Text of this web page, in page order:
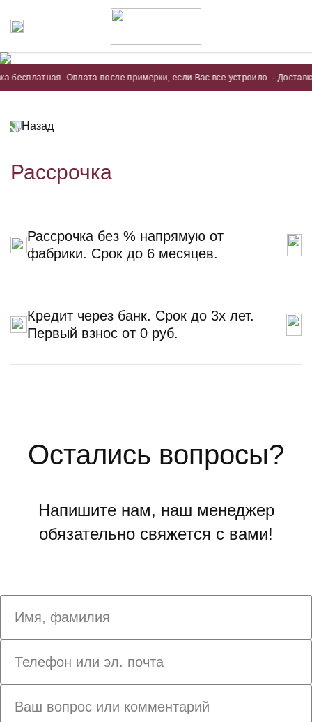
бесплатная. Оплата после примерки, если Вас все устроило. ·
Назад
Рассрочка
Рассрочка без % напрямую от
фабрики. Срок до 6 месяцев.
Кредит через банк. Срок до 3х лет.
Первый взнос от 0 руб.
Остались вопросы?
Напишите нам, наш менеджер
обязательно свяжется с вами!